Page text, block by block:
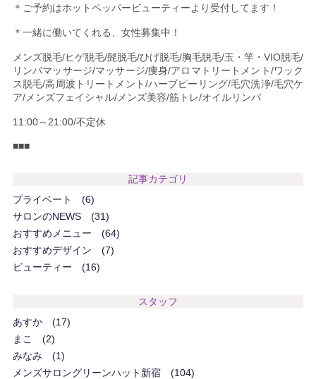
＊ご予約はホットペッパービューティーより受付してます！
＊一緒に働いてくれる、女性募集中！
メンズ脱毛/ヒゲ脱毛/髭脱毛/ひげ脱毛/胸毛脱毛/玉・竿・VIO脱毛/
リンパマッサージ/マッサージ/痩身/アロマトリートメント/ワック
ス脱毛/高周波トリートメント/ハーブピーリング/毛穴洗浄/毛穴ケ
ア/メンズフェイシャル/メンズ美容/筋トレ/オイルリンパ
11:00～21:00/不定休
■■■
記事カテゴリ
プライベート
6
サロンのNEWS
31
おすすめメニュー
64
おすすめデザイン
7
ビューティー
16
スタッフ
あすか
17
まこ
2
みなみ
1
メンズサロングリーンハット新宿
104